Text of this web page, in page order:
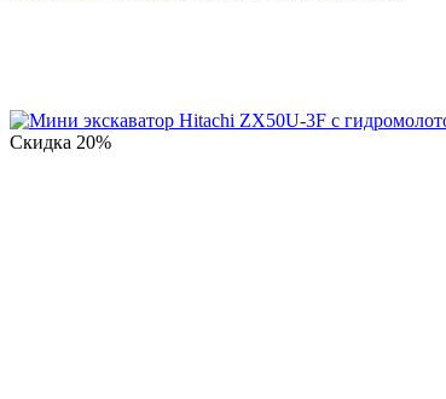
Скидка 20%